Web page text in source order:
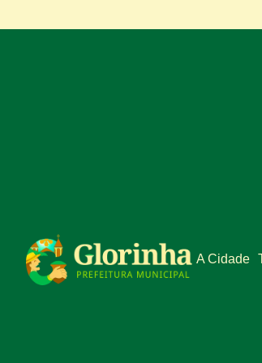
A Cidade